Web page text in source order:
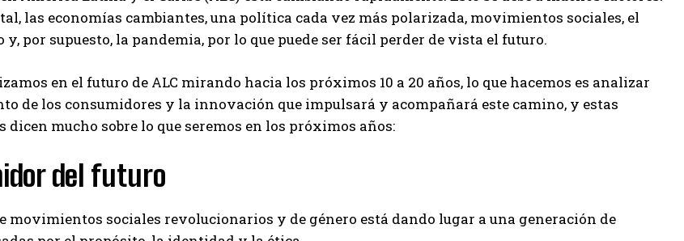
las economías cambiantes, una política cada vez más polarizada, movimientos sociales, el
por supuesto, la pandemia, por lo que puede ser fácil perder de vista el futuro.
en el futuro de ALC mirando hacia los próximos 10 a 20 años, lo que hacemos es analizar
de los consumidores y la innovación que impulsará y acompañará este camino, y estas
dicen mucho sobre lo que seremos en los próximos años:
del futuro
movimientos sociales revolucionarios y de género está dando lugar a una generación de